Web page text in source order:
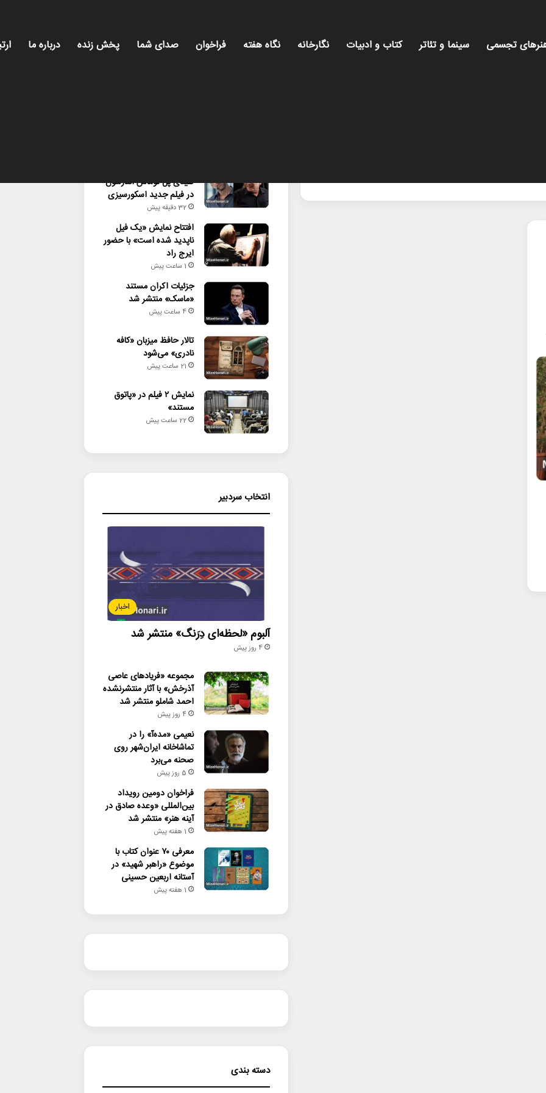
تجسمی سینما و تئاتر کتاب و ادبیات نگارخانه نگاه هفته فراخوان صدای شما پخش زنده درباره ما
کلیدی پل توماس اندرسون
در فیلم جدید اسکورسیزی
32 دقیقه پیش
افتتاح نمایش «یک فیل
ناپدید شده است» با حضور
ایرج راد
1 ساعت پیش
جزئیات اکران مستند
«ماسک» منتشر شد
4 ساعت پیش
تالار حافظ میزبان «کافه
نادری» می‌شود
21 ساعت پیش
نمایش ۲ فیلم در «پاتوق
مستند»
22 ساعت پیش
انتخاب سردبیر
اخبار
آلبوم «لحظه‌ای دِرَنگ» منتشر شد
4 روز پیش
مجموعه «فریادهای عاصی
آذرخش» با آثار منتشرنشده
احمد شاملو منتشر شد
4 روز پیش
نعیمی «مده‌آ» را در
تماشاخانه ایران‌شهر روی
صحنه می‌برد
5 روز پیش
فراخوان دومین رویداد
بین‌المللی «وعده صادق در
آینه هنر» منتشر شد
1 هفته پیش
معرفی ۷۰ عنوان کتاب با
موضوع «راهبر شهید» در
آستانه اربعین حسینی
1 هفته پیش
دسته بندی